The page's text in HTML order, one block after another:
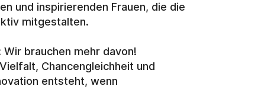
und inspirierenden Frauen, die die
mitgestalten.
Wir brauchen mehr davon!
Chancengleichheit und
entsteht, wenn